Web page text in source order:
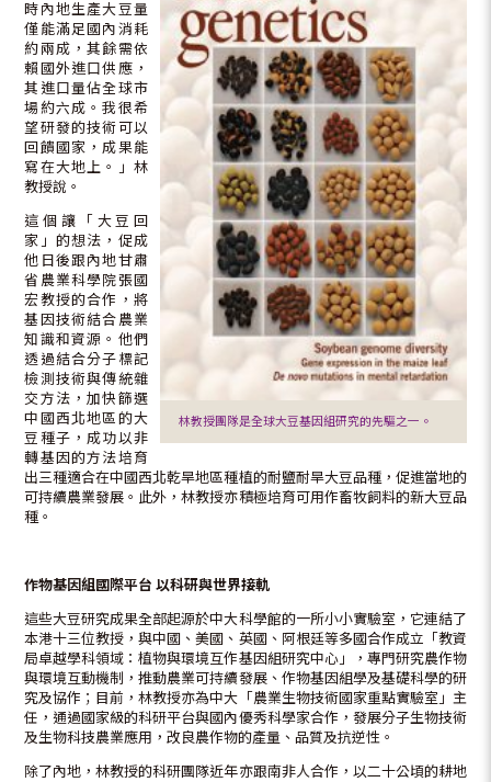
林教授團隊是全球大豆基因組研究的先驅之一。
時內地生產大豆量
僅能滿足國內消耗
約兩成，其餘需依
賴國外進口供應，
其進口量佔全球市
場約六成。我很希
望研發的技術可以
回饋國家，成果能
寫在大地上。」林
教授說。
這個讓「大豆回
家」的想法，促成
他日後跟內地甘肅
省農業科學院張國
宏教授的合作，將
基因技術結合農業
知識和資源。他們
透過結合分子標記
檢測技術與傳統雜
交方法，加快篩選
中國西北地區的大
豆種子，成功以非
轉基因的方法培育
出三種適合在中國西北乾旱地區種植的耐鹽耐旱大豆品種，促進當地的
可持續農業發展。此外，林教授亦積極培育可用作畜牧飼料的新大豆品
種。
作物基因組國際平台以科研與世界接軌
這些大豆研究成果全部起源於中大科學館的一所小小實驗室，它連結了
本港十三位教授，與中國、美國、英國、阿根廷等多國合作成立「教資
局卓越學科領域：植物與環境互作基因組研究中心」，專門研究農作物
與環境互動機制，推動農業可持續發展、作物基因組學及基礎科學的研
究及協作；目前，林教授亦為中大「農業生物技術國家重點實驗室」主
任，通過國家級的科研平台與國內優秀科學家合作，發展分子生物技術
及生物科技農業應用，改良農作物的產量、品質及抗逆性。
除了內地，林教授的科研團隊近年亦跟南非人合作，以二十公頃的耕地